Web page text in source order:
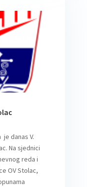
danas V.
Na sjednici
reda i
OV Stolac,